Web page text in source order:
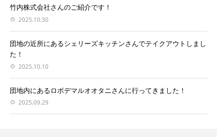
竹内株式会社さんのご紹介です！
2025.10.30
団地の近所にあるシェリーズキッチンさんでテイクアウトしまし
た！
2025.10.10
団地内にあるロボデマルオオタニさんに行ってきました！
2025.09.29